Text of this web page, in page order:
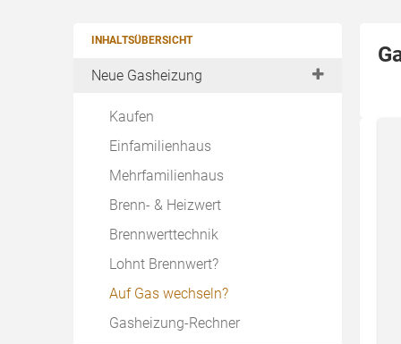
INHALTSÜBERSICHT
Neue Gasheizung
Kaufen
Einfamilienhaus
Mehrfamilienhaus
Brenn- & Heizwert
Brennwerttechnik
Lohnt Brennwert?
Auf Gas wechseln?
Gasheizung-Rechner